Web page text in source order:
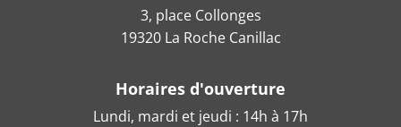
3, place Collonges
19320 La Roche Canillac
Horaires d'ouverture
Lundi, mardi et jeudi : 14h à 17h